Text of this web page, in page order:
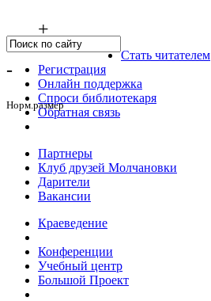
+
-
Норм.размер
Стать читателем
Регистрация
Онлайн поддержка
Спроси библиотекаря
Обратная связь
Партнеры
Клуб друзей Молчановки
Дарители
Вакансии
Краеведение
Конференции
Учебный центр
Большой Проект